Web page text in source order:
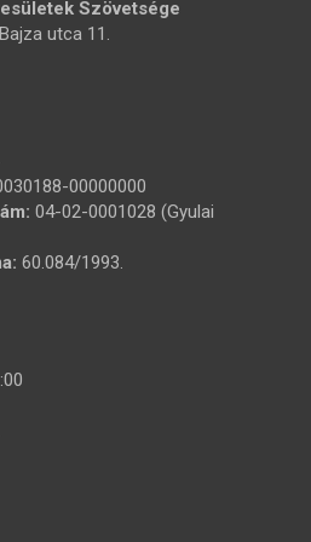
Szövetsége
utca 11.
00000000
04-02-0001028 (Gyulai
60.084/1993.